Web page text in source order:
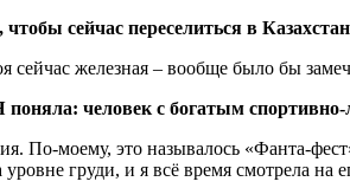
сейчас переселиться в
железная – вообще было бы
человек с богатым
По-моему, это называлось «Фанта-
уровне груди, и я всё время смотрела